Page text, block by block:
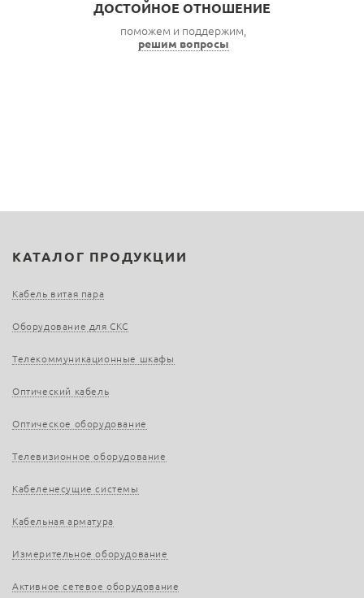
ДОСТОЙНОЕ ОТНОШЕНИЕ
поможем и поддержим,
решим вопросы
КАТАЛОГ ПРОДУКЦИИ
Кабель витая пара
Оборудование для СКС
Телекоммуникационные шкафы
Оптический кабель
Оптическое оборудование
Телевизионное оборудование
Кабеленесущие системы
Кабельная арматура
Измерительное оборудование
Активное сетевое оборудование